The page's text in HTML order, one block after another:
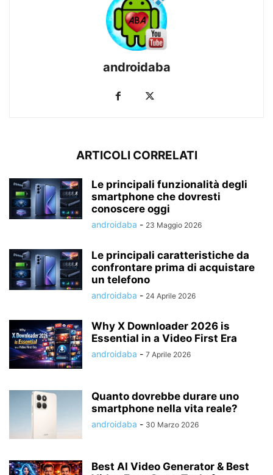
androidaba
ARTICOLI CORRELATI
Le principali funzionalità degli
smartphone che dovresti
conoscere oggi
androidaba - 23 Maggio 2026
Le principali caratteristiche da
confrontare prima di acquistare
un telefono
androidaba - 24 Aprile 2026
Why X Downloader 2026 is
Essential in a Video First Era
androidaba - 7 Aprile 2026
Quanto dovrebbe durare uno
smartphone nella vita reale?
androidaba - 30 Marzo 2026
Best AI Video Generator & Best